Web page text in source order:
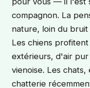
compagnon. La
nature, loin du
Les chiens
extérieurs, d'air
vienoise. Les
chatterie